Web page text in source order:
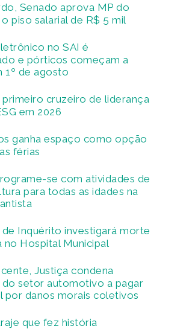
Senado aprova MP do
piso salarial de R$ 5 mil
no SAI é
e pórticos começam a
1º de agosto
primeiro cruzeiro de liderança
em 2026
ganha espaço como opção
férias
se com atividades de
para todas as idades na
Inquérito investigará morte
no Hospital Municipal
Justiça condena
do setor automotivo a pagar
por danos morais coletivos
que fez história